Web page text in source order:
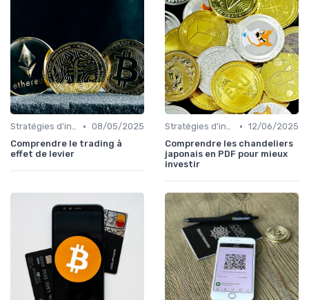
Stratégies d'investissement • 08/05/2025
Comprendre le trading à
effet de levier
Stratégies d'investissement • 12/06/2025
Comprendre les chandeliers
japonais en PDF pour mieux
investir